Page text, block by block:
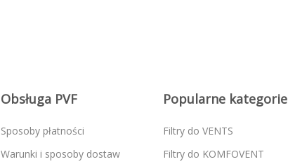
Obsługa PVF
Sposoby płatności
Warunki i sposoby dostaw
Popularne kategorie
Filtry do VENTS
Filtry do KOMFOVENT